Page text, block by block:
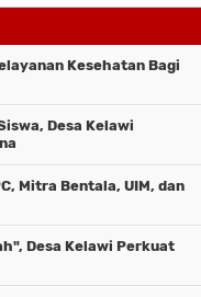
Kesehatan Bagi
Desa Kelawi
Mitra Bentala, UIM, dan
Desa Kelawi Perkuat